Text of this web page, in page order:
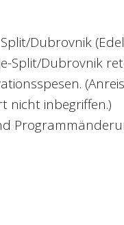
Dubrovnik
Split/Dubrovnik
nicht inbegriffen.)